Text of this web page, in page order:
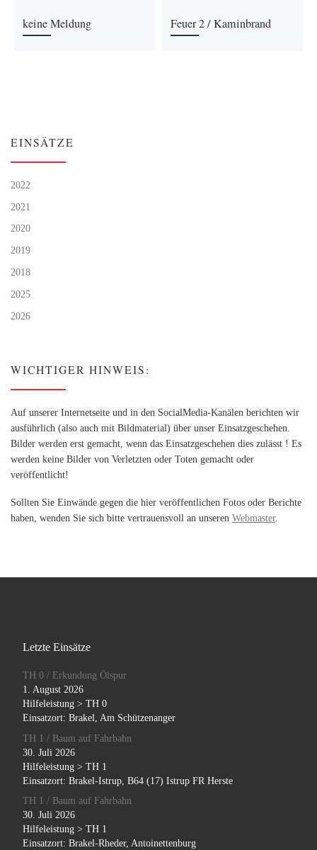
keine Meldung Feuer 2 / Kaminbrand
EINSÄTZE
2022
2021
2020
2019
2018
2025
2026
WICHTIGER HINWEIS:
Auf unserer Internetseite und in den SocialMedia-Kanälen berichten wir
ausführlich (also auch mit Bildmaterial) über unser Einsatzgeschehen.
Bilder werden erst gemacht, wenn das Einsatzgeschehen dies zulässt ! Es
werden keine Bilder von Verletzten oder Toten gemacht oder
veröffentlicht!
Sollten Sie Einwände gegen die hier veröffentlichen Fotos oder Berichte
haben, wenden Sie sich bitte vertrauensvoll an unseren Webmaster.
Letzte Einsätze
TH 0 / Erkundung Ölspur
1. August 2026
Hilfeleistung > TH 0
Einsatzort: Brakel, Am Schützenanger
TH 1 / Baum auf Fahrbahn
30. Juli 2026
Hilfeleistung > TH 1
Einsatzort: Brakel-Istrup, B64 (17) Istrup FR Herste
TH 1 / Baum auf Fahrbahn
30. Juli 2026
Hilfeleistung > TH 1
Einsatzort: Brakel-Rheder, Antoinettenburg